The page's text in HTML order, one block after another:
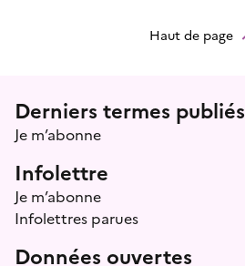
Haut de page
Menu prefooter
Derniers termes publiés
Je m’abonne
Infolettre
Je m’abonne
Infolettres parues
Données ouvertes